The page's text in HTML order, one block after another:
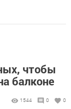
чтобы
балконе
1544 0 0